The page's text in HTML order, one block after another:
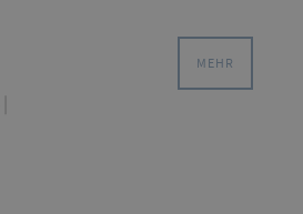
MEHR